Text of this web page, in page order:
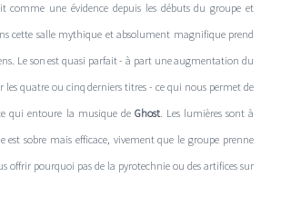
comme une évidence depuis les débuts du groupe et
cette salle mythique et absolument magnifique prend
Le son est quasi parfait - à part une augmentation du
les quatre ou cinq derniers titres - ce qui nous permet de
qui entoure la musique de Ghost. Les lumières sont à
est sobre mais efficace, vivement que le groupe prenne
offrir pourquoi pas de la pyrotechnie ou des artifices sur